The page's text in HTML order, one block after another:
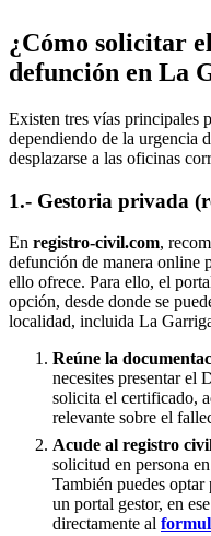
¿Cómo solicitar
defunción en La
Existen tres vías principales
dependiendo de la urgencia
desplazarse a las oficinas
1.- Gestoria privada
En registro-civil.com,
defunción de manera online
ello ofrece. Para ello, el
opción, desde donde se
localidad, incluida La
Reúne la
necesites presentar el
solicita el certificado,
relevante sobre el
Acude al registro
solicitud en persona
También puedes
un portal gestor, en
directamente al